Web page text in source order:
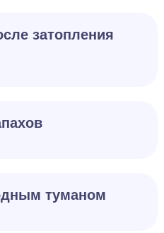
затопления
туманом